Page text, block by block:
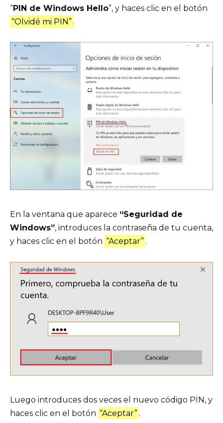
“PIN de Windows Hello”, y haces clic en el botón
“Olvidé mi PIN” .
En la ventana que aparece “Seguridad de
Windows”, introduces la contraseña de tu cuenta,
y haces clic en el botón “Aceptar” .
Luego introduces dos veces el nuevo código PIN, y
haces clic en el botón “Aceptar” .